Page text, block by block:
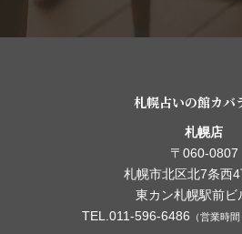
札幌占いの館カバ
札幌店
〒060-0807
札幌市北区北7条西4
東カン札幌駅前ビ
TEL.011-596-6486 （営業時